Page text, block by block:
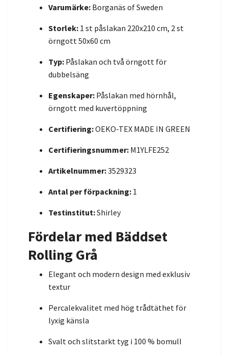
Varumärke: Borganäs of Sweden
Storlek: 1 st påslakan 220x210 cm, 2 st
örngott 50x60 cm
Typ: Påslakan och två örngott för
dubbelsäng
Egenskaper: Påslakan med hörnhål,
örngott med kuvertöppning
Certifiering:OEKO-TEX MADE IN GREEN
Certifieringsnummer: M1YLFE252
Artikelnummer:3529323
Antal per förpackning: 1
Testinstitut:Shirley
Fördelar med Bäddset
Rolling Grå
Elegant och modern design med exklusiv
textur
Percalekvalitet med hög trådtäthet för
lyxig känsla
Svalt och slitstarkt tyg i 100 % bomull